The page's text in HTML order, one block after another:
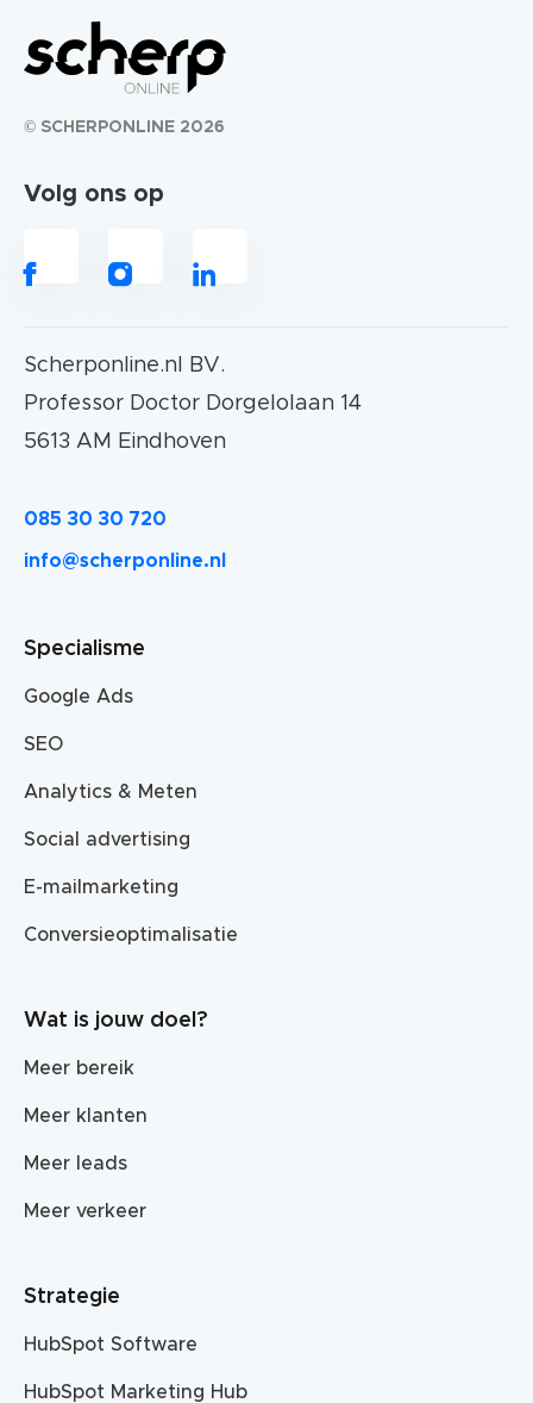
© SCHERPONLINE 2026
Volg ons op
Scherponline.nl BV.
Professor Doctor Dorgelolaan 14
5613 AM Eindhoven
085 30 30 720
info@scherponline.nl
Specialisme
Google Ads
SEO
Analytics & Meten
Social advertising
E-mailmarketing
Conversieoptimalisatie
Wat is jouw doel?
Meer bereik
Meer klanten
Meer leads
Meer verkeer
Strategie
HubSpot Software
HubSpot Marketing Hub